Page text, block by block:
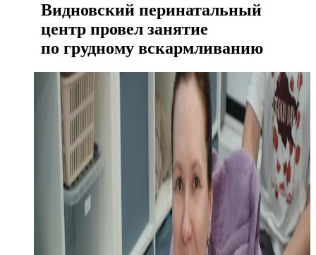
Видновский перинатальный
центр провел занятие
по грудному вскармливанию